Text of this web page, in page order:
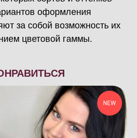
оформления
за собой возможность их
цветовой гаммы.
NEW